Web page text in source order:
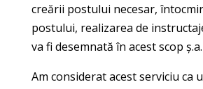
creării postului necesar,
postului, realizarea de
va fi desemnată în acest scop ș.a.
Am considerat acest serviciu ca